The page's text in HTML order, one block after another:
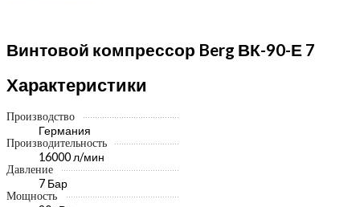
Винтовой компрессор Berg ВК-90-Е 7
Характеристики
Производство
Германия
Производительность
16000 л/мин
Давление
7 Бар
Мощность